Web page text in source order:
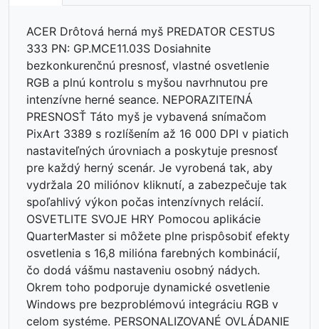
ACER Drôtová herná myš PREDATOR CESTUS
333 PN: GP.MCE11.03S Dosiahnite
bezkonkurenčnú presnosť, vlastné osvetlenie
RGB a plnú kontrolu s myšou navrhnutou pre
intenzívne herné seance. NEPORAZITEľNÁ
PRESNOSŤ Táto myš je vybavená snímačom
PixArt 3389 s rozlíšením až 16 000 DPI v piatich
nastaviteľných úrovniach a poskytuje presnosť
pre každý herný scenár. Je vyrobená tak, aby
vydržala 20 miliónov kliknutí, a zabezpečuje tak
spoľahlivý výkon počas intenzívnych relácií.
OSVETLITE SVOJE HRY Pomocou aplikácie
QuarterMaster si môžete plne prispôsobiť efekty
osvetlenia s 16,8 milióna farebných kombinácií,
čo dodá vášmu nastaveniu osobný nádych.
Okrem toho podporuje dynamické osvetlenie
Windows pre bezproblémovú integráciu RGB v
celom systéme. PERSONALIZOVANÉ OVLÁDANIE